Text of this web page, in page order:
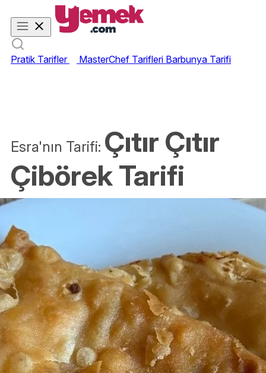
Pratik Tarifler MasterChef Tarifleri Barbunya Tarifi
Esra'nın Tarifi: Çıtır Çıtır
Çibörek Tarifi